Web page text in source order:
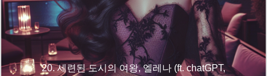
20. 세련된 도시의 여왕, 엘레나 (ft. chatGPT,